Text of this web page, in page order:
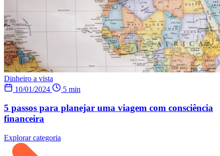
Dinheiro a vista
10/01/2024
5 min
5 passos para planejar uma viagem com consciência
financeira
Explorar categoria